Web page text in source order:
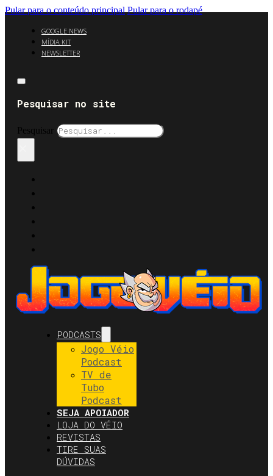
Pular para o conteúdo principal Pular para o rodapé
GOOGLE NEWS
MÍDIA KIT
NEWSLETTER
Pesquisar no site
Pesquisar
PODCASTS
Jogo Véio
Podcast
TV de
Tubo
Podcast
SEJA APOIADOR
LOJA DO VÉIO
REVISTAS
TIRE SUAS
DÚVIDAS